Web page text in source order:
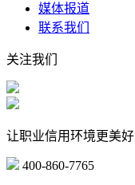
媒体报道
联系我们
关注我们
让职业信用环境更美好
400-860-7765